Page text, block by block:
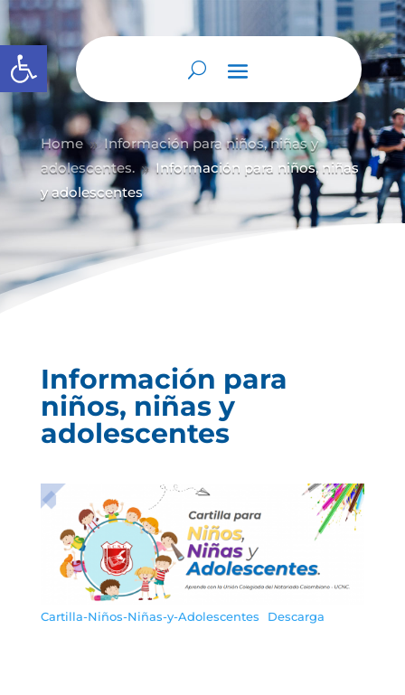
Abrir barra de herramientas
Home 9 Información para niños, niñas y
adolescentes. 9 Información para niños, niñas
y adolescentes
Información para
niños, niñas y
adolescentes
Cartilla-Niños-Niñas-y-Adolescentes Descarga